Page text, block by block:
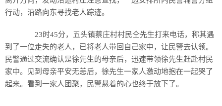
行动，沿路向东寻找老人踪迹。
23时45分，五头镇蔡庄村村民仝先生打来电话，称其遇
到了一位走失的老人，已将老人带回自己家中，让民警去认领。
民警通过交流确认是徐先生的母亲后，迅速带领徐先生赶赴村民
家中。见到母亲平安无恙后，徐先生一家人激动地抱在一起哭了
起来。看到一家人团聚，民警悬着的心也终于放下了。